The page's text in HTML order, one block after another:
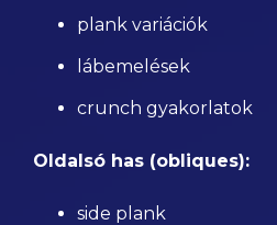
plank variációk
lábemelések
crunch gyakorlatok
Oldalsó has (obliques):
side plank